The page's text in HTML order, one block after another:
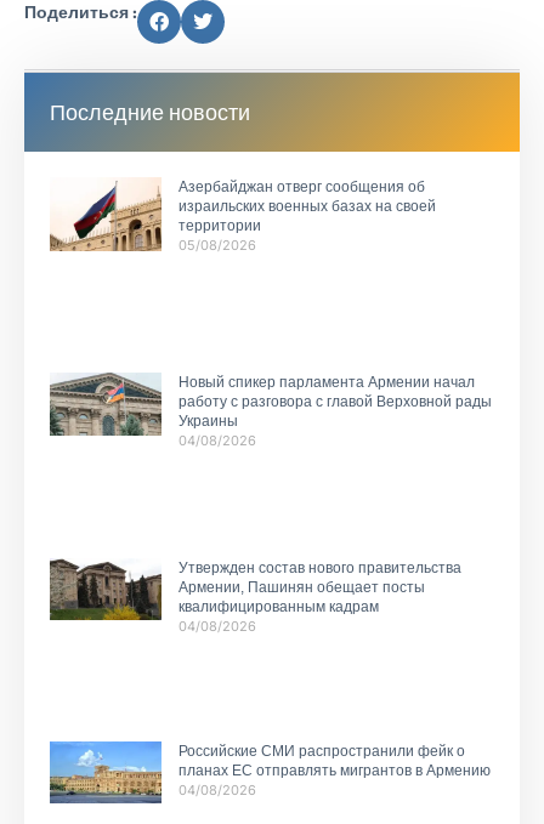
Поделиться :
Последние новости
Азербайджан отверг сообщения об
израильских военных базах на своей
территории
05/08/2026
Новый спикер парламента Армении начал
работу с разговора с главой Верховной рады
Украины
04/08/2026
Утвержден состав нового правительства
Армении, Пашинян обещает посты
квалифицированным кадрам
04/08/2026
Российские СМИ распространили фейк о
планах ЕС отправлять мигрантов в Армению
04/08/2026